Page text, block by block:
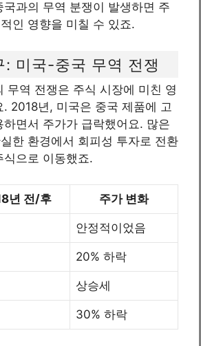
국과의 무역 분쟁이 발생하면 주
인 영향을 미칠 수 있죠.
: 미국-중국 무역 전쟁
무역 전쟁은 주식 시장에 미친 영
. 2018년, 미국은 중국 제품에 고
하면서 주가가 급락했어요. 많은
한 환경에서 회피성 투자로 전환
으로 이동했죠.
년 전/후 주가 변화
안정적이었음
20% 하락
상승세
30% 하락